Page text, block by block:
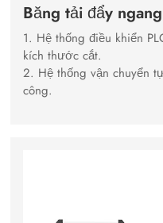
Băng tải đẩy ngang
1. Hệ thống điều khiển
kích thước cắt.
2. Hệ thống vận chuyển
công.